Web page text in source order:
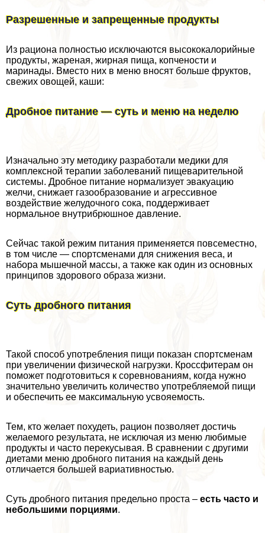
Разрешенные и запрещенные продукты
Из рациона полностью исключаются высококалорийные
продукты, жареная, жирная пища, копчености и
маринады. Вместо них в меню вносят больше фруктов,
свежих овощей, каши:
Дробное питание — суть и меню на неделю
Изначально эту методику разработали медики для
комплексной терапии заболеваний пищеварительной
системы. Дробное питание нормализует эвакуацию
желчи, снижает газообразование и агрессивное
воздействие желудочного сока, поддерживает
нормальное внутрибрюшное давление.
Сейчас такой режим питания применяется повсеместно,
в том числе — спортсменами для снижения веса, и
набора мышечной массы, а также как один из основных
принципов здорового образа жизни.
Суть дробного питания
Такой способ употрeбления пищи показан спортсменам
при увеличении физической нагрузки. Кроссфитерам он
поможет подготовиться к соревнованиям, когда нужно
значительно увеличить количество употрeбляемой пищи
и обеспечить ее максимальную усвояемость.
Тем, кто желает похудеть, рацион позволяет достичь
желаемого результата, не исключая из меню любимые
продукты и часто перекусывая. В сравнении с другими
диетами меню дробного питания на каждый день
отличается большей вариативностью.
Суть дробного питания предельно проста – есть часто и
небольшими порциями.